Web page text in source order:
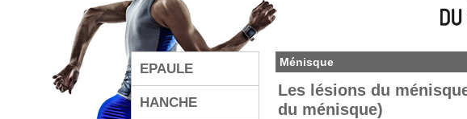
EPAULE
HANCHE
Ménisque
Les lésions du
du ménisque)